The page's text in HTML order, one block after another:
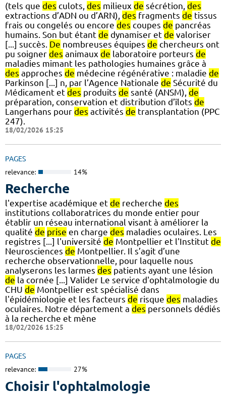
(tels que des culots, des milieux de sécrétion, des
extractions d’ADN ou d’ARN), des fragments de tissus
frais ou congelés ou encore des coupes de pancréas
humains. Son but étant de dynamiser et de valoriser
[...] succès. De nombreuses équipes de chercheurs ont
pu soigner des animaux de laboratoire porteurs de
maladies mimant les pathologies humaines grâce à
des approches de médecine régénérative : maladie de
Parkinson [...] n, par l’Agence Nationale de Sécurité du
Médicament et des produits de santé (ANSM), de
préparation, conservation et distribution d’îlots de
Langerhans pour des activités de transplantation (PPC
247).
18/02/2026 15:25
PAGES
relevance: 14%
Recherche
l'expertise académique et de recherche des
institutions collaboratrices du monde entier pour
établir un réseau international visant à améliorer la
qualité de prise en charge des maladies oculaires. Les
registres [...] l'université de Montpellier et l'Institut de
Neurosciences de Montpellier. Il s’agit d’une
recherche observationnelle, pour laquelle nous
analyserons les larmes des patients ayant une lésion
de la cornée [...] Valider Le service d'ophtalmologie du
CHU de Montpellier est spécialisé dans
l'épidémiologie et les facteurs de risque des maladies
oculaires. Notre département a des personnels dédiés
à la recherche et mène
18/02/2026 15:25
PAGES
relevance: 27%
Choisir l'ophtalmologie